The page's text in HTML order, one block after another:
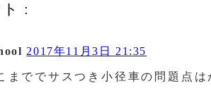
:
2017年11月3日 21:35
まででサスつき小径車の問題点